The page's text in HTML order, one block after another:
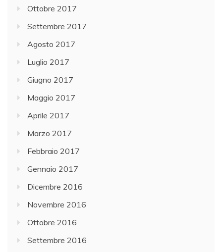
Ottobre 2017
Settembre 2017
Agosto 2017
Luglio 2017
Giugno 2017
Maggio 2017
Aprile 2017
Marzo 2017
Febbraio 2017
Gennaio 2017
Dicembre 2016
Novembre 2016
Ottobre 2016
Settembre 2016